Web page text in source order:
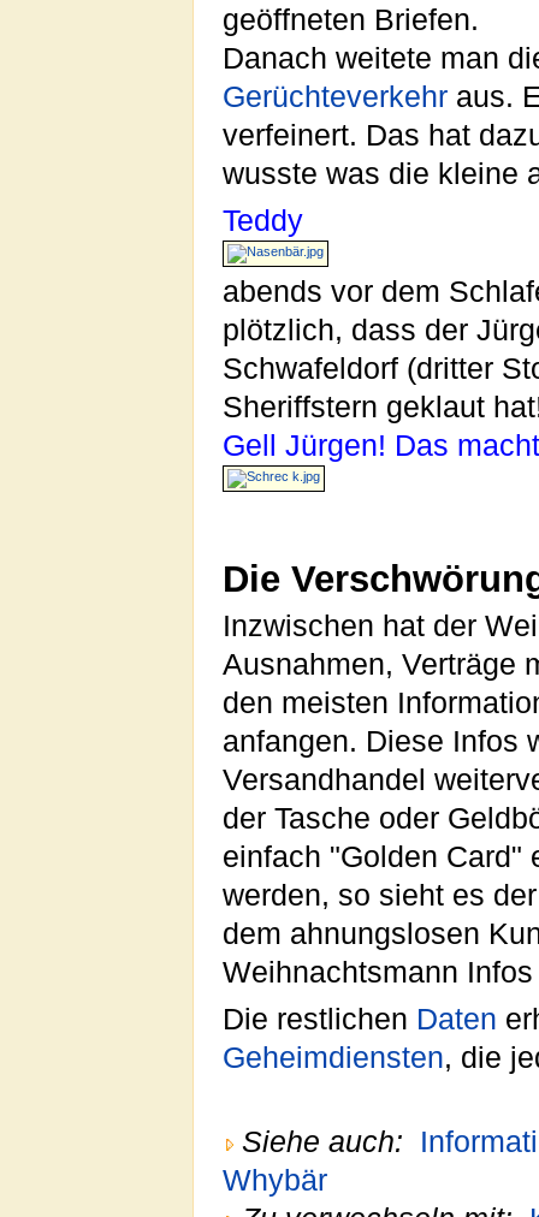
geöffneten Briefen.
Danach weitete man
Gerüchteverkehr aus.
verfeinert. Das hat
wusste was die kleine
Teddy
abends vor dem
plötzlich, dass der
Schwafeldorf (dritter
Sheriffstern geklaut
Gell Jürgen! Das
Die
Inzwischen hat der
Ausnahmen, Verträge
den meisten
anfangen. Diese Infos
Versandhandel
der Tasche oder
einfach "Golden Card"
werden, so sieht es
dem ahnungslosen
Weihnachtsmann
Die restlichen Daten
Geheimdiensten, die
Siehe auch:
Whybär